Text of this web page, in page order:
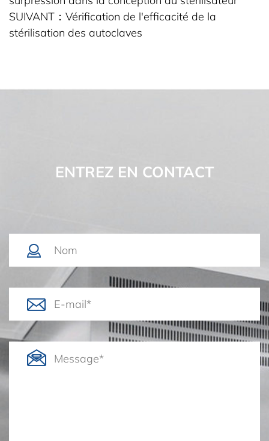
SUIVANT： Vérification de l'efficacité de la
stérilisation des autoclaves
ENTREZ EN CONTACT